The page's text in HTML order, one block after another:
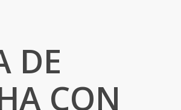
DE
CON